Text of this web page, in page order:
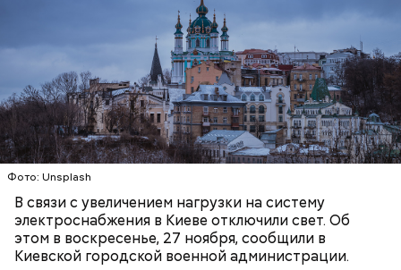
Фото: Unsplash
В связи с увеличением нагрузки на систему
электроснабжения в Киеве отключили свет. Об
этом в воскресенье, 27 ноября, сообщили в
Киевской городской военной администрации.
Гид отметил, что еще далеко не все туристические
маршруты проложены, пока это больше похоже на
эксперимент. Бабич заверил, что туристам не стоит
беспокоиться насчет риска получить опасную дозу
радиации.
— Но передвижение стрелок часов никак не
решает насущных проблем вооружения и экологии.
Лишний повод задуматься об экологии